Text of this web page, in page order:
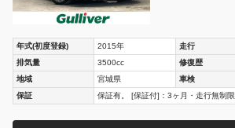
年式(初度登録) 2015年 走行
排気量
3500cc 修復歴
地域
宮城県 車検
保証
保証有。 [保証付]：3ヶ月・走行無制限